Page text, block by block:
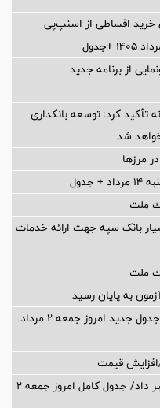
خرید اقساطی از اسنپ‌پی
از برنامه جدید
تأكید كرد: توسعه بانكداری
شد
مرزها
ملت
بانک سپه جهت ارائه خدمات
ملت
به پایان رسید
تغییر شدید قیمت خودروهای سایپا؛ جدول جدید امروز جمعه ۲ مرداد
ایران خودرو قیمت‌ محصولاتش را تغییر داد/ جدول کامل امروز جمعه ۲